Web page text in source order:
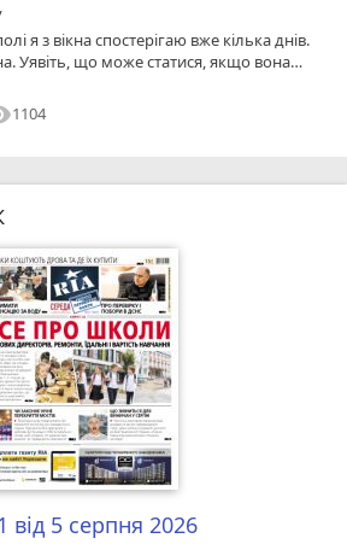
я з вікна спостерігаю вже кілька днів.
Уявіть, що може статися, якщо вона
щоб не міг сидіти.
1104
від 5 серпня 2026